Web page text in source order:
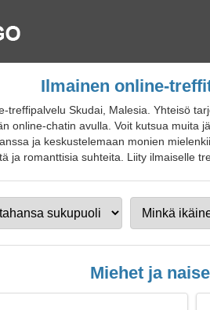
Ilmainen online-
treffipalvelu Skudai, Malesia. Yhteisö
online-chatin avulla. Voit kutsua muita
ja keskustelemaan monien
ja romanttisia suhteita. Liity ilmaiselle
Miehet ja